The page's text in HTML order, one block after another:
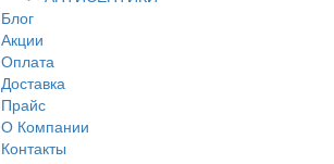
Блог
Акции
Оплата
Доставка
Прайс
О Компании
Контакты